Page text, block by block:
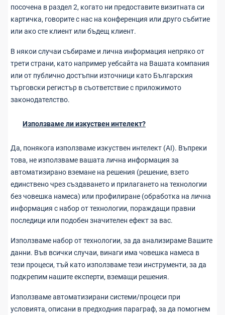
посочена в раздел 2, когато ни предоставите визитната си
картичка, говорите с нас на конференция или друго събитие
или ако сте клиент или бъдещ клиент.
В някои случаи събираме и лична информация непряко от
трети страни, като например уебсайта на Вашата компания
или от публично достъпни източници като Българския
търговски регистър в съответствие с приложимото
законодателство.
Използваме ли изкуствен интелект?
Да, понякога използваме изкуствен интелект (AI). Въпреки
това, не използваме вашата лична информация за
автоматизирано вземане на решения (решение, взето
единствено чрез създаването и прилагането на технологии
без човешка намеса) или профилиране (обработка на лична
информация с набор от технологии, пораждащи правни
последици или подобен значителен ефект за вас.
Използваме набор от технологии, за да анализираме Вашите
данни. Във всички случаи, винаги има човешка намеса в
тези процеси, тъй като използваме тези инструменти, за да
подкрепим нашите експерти, вземащи решения.
Използваме автоматизирани системи/процеси при
условията, описани в предходния параграф, за да помогнем